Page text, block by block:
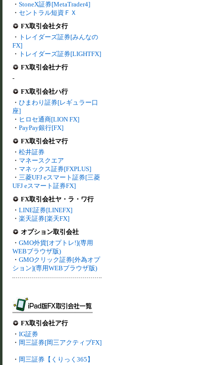
・ StoneX証券[MetaTrader4]
・ セントラル短資ＦＸ
FX取引会社タ行
・ トレイダーズ証券[みんなの
FX]
・ トレイダーズ証券[LIGHTFX]
FX取引会社ナ行
-
FX取引会社ハ行
・ ひまわり証券[レギュラー口
座]
・ ヒロセ通商[LION FX]
・ PayPay銀行[FX]
FX取引会社マ行
・ 松井証券
・ マネースクエア
・ マネックス証券[FXPLUS]
・ 三菱UFJ eスマート証券[三菱
UFJ eスマート証券FX]
FX取引会社ヤ・ラ・ワ行
・ LINE証券[LINEFX]
・ 楽天証券[楽天FX]
オプション取引会社
・ GMO外貨[オプトレ!](専用
WEBブラウザ版)
・ GMOクリック証券[外為オプ
ション](専用WEBブラウザ版)
FX取引会社ア行
・ IG証券
・ 岡三証券[岡三アクティブFX]
・ 岡三証券【くりっく365】